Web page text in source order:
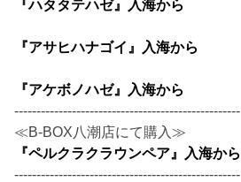
『ハタタテハゼ』入海から
『アサヒハナゴイ』入海から
『アケボノハゼ』入海から
---------------------------------------------------
≪B-BOX八潮店にて購入≫
『ペルクラクラウンペア』入海から
---------------------------------------------------